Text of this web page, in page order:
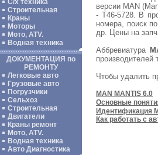
С/х техника
Строительная
Краны
Моторы
Мото, ATV.
Водная техника
ДОКУМЕНТАЦИЯ по
РЕМОНТУ
Легковые авто
Грузовые авто
Погрузчики
Сельхоз
Строительная
Двигатели
Краны ремонт
Мото, ATV.
Водная техника
Авто Диагностика
версии MAN
- T46-5728. В
номера, поиск
др. Цены на
Аббревиатура
производителей
Чтобы удалить
MAN MANTIS 6.0
Основные
Идентификация
Как работать с